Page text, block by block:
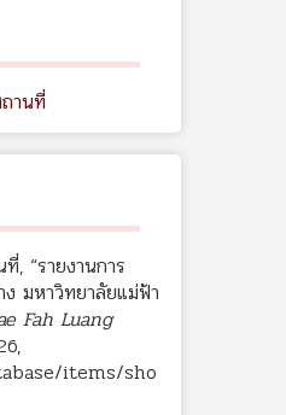
านที่
, “รายงานการ
ง มหาวิทยาลัยแม่ฟ้า
Fah Luang
items/sho